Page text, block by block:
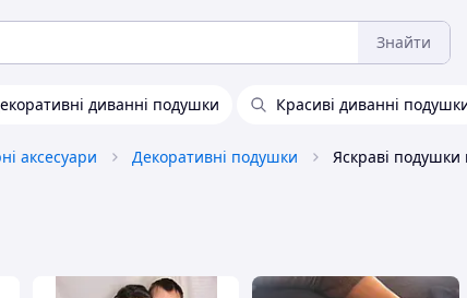
Знайти
диванні подушки Красиві диванні
аксесуари Декоративні подушки Яскраві подушки